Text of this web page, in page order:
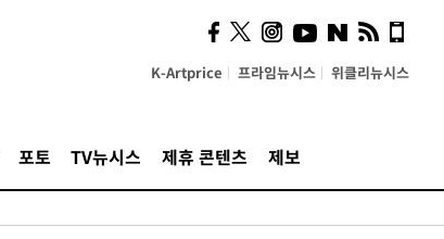
K-Artprice 프라임뉴시스 위클리뉴시스
포토 TV뉴시스 제휴 콘텐츠 제보
시, 스마트폰 액세서리에
NFC 더했다